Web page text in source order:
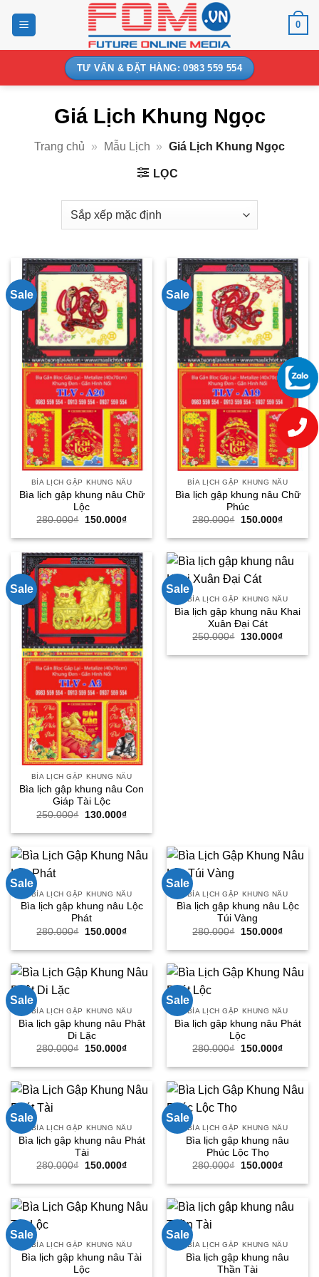
0
TƯ VẤN & ĐẶT HÀNG: 0983 559 554
Giá Lịch Khung Ngọc
Trang chủ » Mẫu Lịch » Giá Lịch Khung Ngọc
LỌC
Sale
BÌA LỊCH GẬP KHUNG NÂU
Bìa lịch gập khung nâu Chữ
Lộc
280.000₫
Giá
là:
150.000₫Giá
tại
150.000₫.
Sale
BÌA LỊCH GẬP KHUNG NÂU
Bìa lịch gập khung nâu Chữ
Phúc
280.000₫
Giá
là:
150.000₫Giá
tại
Sale
BÌA LỊCH GẬP KHUNG NÂU
Bìa lịch gập khung nâu Con
Giáp Tài Lộc
250.000₫
Giá
là:
130.000₫Giá
tại
130.000₫.
Sale
BÌA LỊCH GẬP KHUNG NÂU
Bìa lịch gập khung nâu Khai
Xuân Đại Cát
250.000₫
Giá
là:
130.000₫Giá
tại
Sale
BÌA LỊCH GẬP KHUNG NÂU
Bìa lịch gập khung nâu Lộc
Phát
280.000₫
Giá
là:
150.000₫Giá
tại
150.000₫.
Sale
BÌA LỊCH GẬP KHUNG NÂU
Bìa lịch gập khung nâu Lộc
Túi Vàng
280.000₫
Giá
là:
150.000₫Giá
tại
Sale
BÌA LỊCH GẬP KHUNG NÂU
Bìa lịch gập khung nâu Phật
Di Lặc
280.000₫
Giá
là:
150.000₫Giá
tại
150.000₫.
Sale
BÌA LỊCH GẬP KHUNG NÂU
Bìa lịch gập khung nâu Phát
Lộc
280.000₫
Giá
là:
150.000₫Giá
tại
Sale
BÌA LỊCH GẬP KHUNG NÂU
Bìa lịch gập khung nâu Phát
Tài
280.000₫
Giá
là:
150.000₫Giá
tại
150.000₫.
Sale
BÌA LỊCH GẬP KHUNG NÂU
Bìa lịch gập khung nâu
Phúc Lộc Thọ
280.000₫
Giá
là:
150.000₫Giá
tại
Sale
BÌA LỊCH GẬP KHUNG NÂU
Bìa lịch gập khung nâu Tài
Lộc
Sale
BÌA LỊCH GẬP KHUNG NÂU
Bìa lịch gập khung nâu
Thần Tài